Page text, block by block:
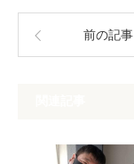
前の記事